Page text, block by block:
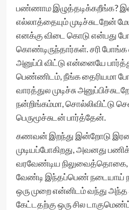
பண்ணாம இழுத்தடிக்கறீங்க?
எல்லாத்தையும் முடிச்சுடறேன்
எனக்கு விடை கொடு என்பது
கொண்டிருந்தார்கள். சரி
அனுப்பி விட்டு என்னையே
பெண்ணிடம், நீங்க தைரியமா
வாரத்துல முடிச்சு
நன்றிங்கம்மா, சொல்லிவிட்டு
பெருமூச்சுடன் பார்த்தேன்.
கணவன் இறந்து இன்றோடு
முடியப்போகிறது, அவனது
வரவேண்டிய
வேண்டி இந்தப்பெண் நடையாய்
ஒரு முறை என்னிடம் வந்து அந்த
கேட்டதற்கு ஒரு சில